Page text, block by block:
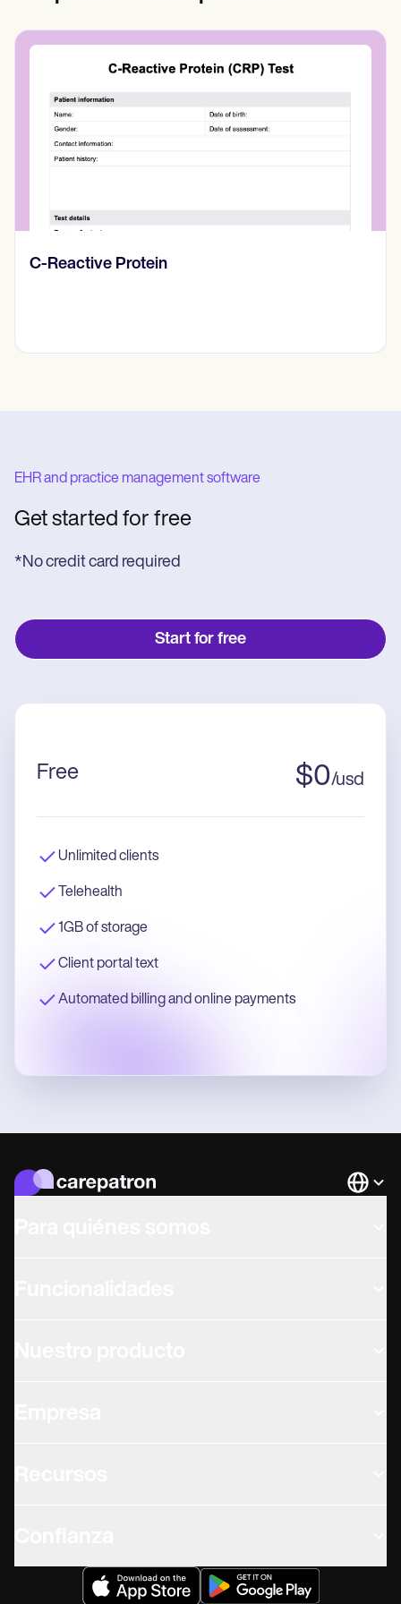
Diario de pensamientos
EHR and practice management software
Get started for free
*No credit card required
Start for free
Free $0/usd
Unlimited clients
Telehealth
1GB of storage
Client portal text
Automated billing and online payments